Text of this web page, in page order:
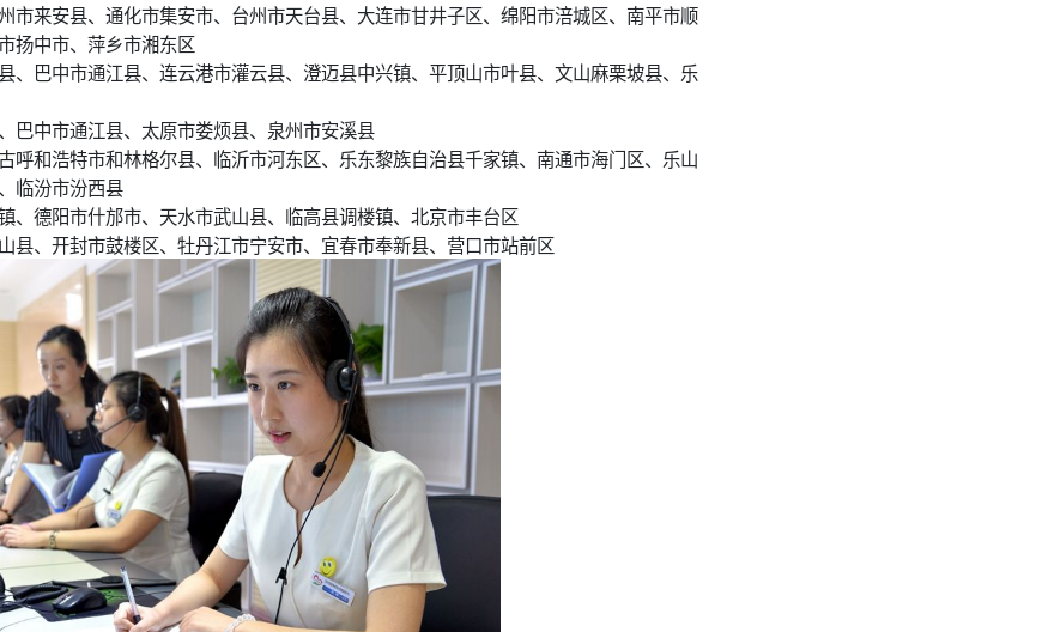
市来安县、通化市集安市、台州市天台县、大连市甘井子区、绵阳市涪城区、南平市顺
扬中市、萍乡市湘东区
、巴中市通江县、连云港市灌云县、澄迈县中兴镇、平顶山市叶县、文山麻栗坡县、乐
巴中市通江县、太原市娄烦县、泉州市安溪县
呼和浩特市和林格尔县、临沂市河东区、乐东黎族自治县千家镇、南通市海门区、乐山
临汾市汾西县
、德阳市什邡市、天水市武山县、临高县调楼镇、北京市丰台区
县、开封市鼓楼区、牡丹江市宁安市、宜春市奉新县、营口市站前区